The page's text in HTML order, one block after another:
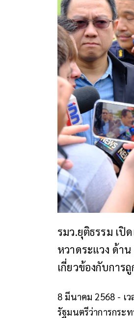
รมว.ยุติธรรม เปิ
หวาดระแวง ด้า
เกี่ยวข้องกับการ
8 มีนาคม 2568 - เ
รัฐมนตรีว่าการกระ